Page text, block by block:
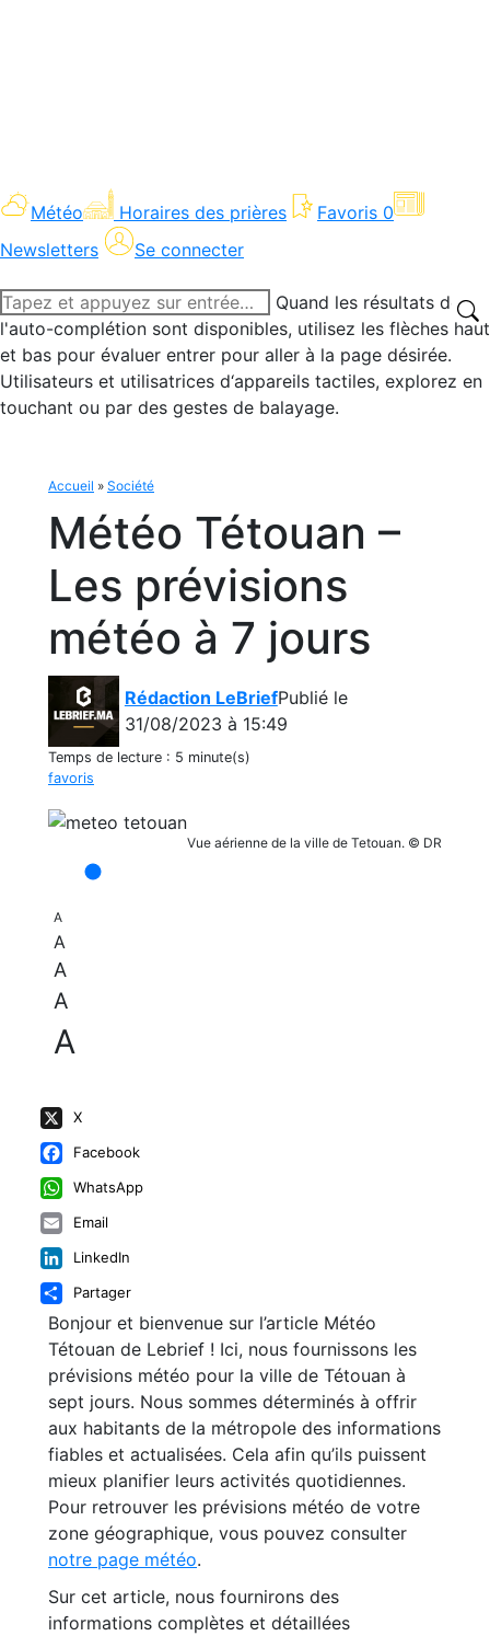
Météo Horaires des prières Favoris 0
Newsletters
Se connecter
Recherche
:
Quand les résultats de
l'auto-complétion sont disponibles, utilisez les flèches haut
et bas pour évaluer entrer pour aller à la page désirée.
Utilisateurs et utilisatrices d‘appareils tactiles, explorez en
touchant ou par des gestes de balayage.
Accueil » Société
Météo Tétouan –
Les prévisions
météo à 7 jours
Rédaction LeBriefPublié le
31/08/2023 à 15:49
Temps de lecture : 5 minute(s)
favoris
Vue aérienne de la ville de Tetouan. © DR
A
A
A
A
A
X
Facebook
WhatsApp
Email
LinkedIn
Partager
Bonjour et bienvenue sur l’article Météo
Tétouan de Lebrief ! Ici, nous fournissons les
prévisions météo pour la ville de Tétouan à
sept jours. Nous sommes déterminés à offrir
aux habitants de la métropole des informations
fiables et actualisées. Cela afin qu’ils puissent
mieux planifier leurs activités quotidiennes.
Pour retrouver les prévisions météo de votre
zone géographique, vous pouvez consulter
notre page météo.
Sur cet article, nous fournirons des
informations complètes et détaillées